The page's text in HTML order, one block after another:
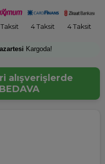
4 Taksit 4 Taksit
Kargoda!
alışverişlerde